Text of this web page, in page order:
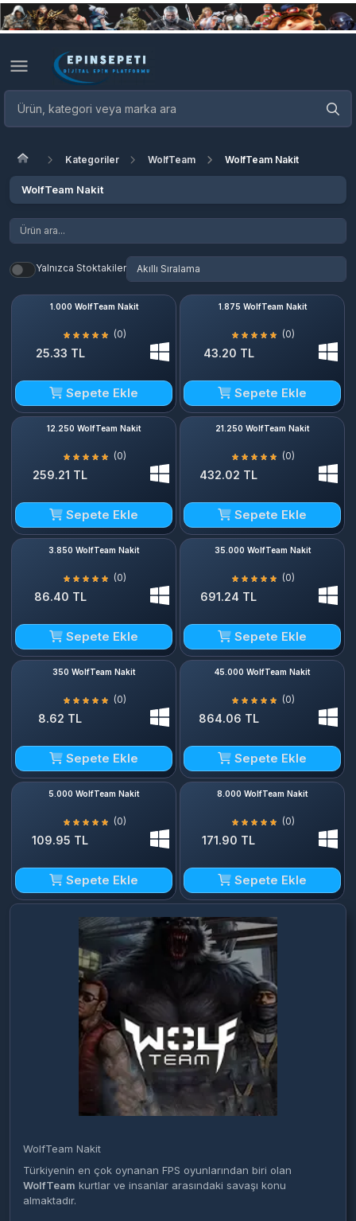
Kategoriler WolfTeam WolfTeam Nakit
WolfTeam Nakit
Yalnızca Stoktakiler
1.000 WolfTeam Nakit
(0)
25.33 TL
Sepete Ekle
1.875 WolfTeam Nakit
(0)
43.20 TL
Sepete Ekle
12.250 WolfTeam Nakit
(0)
259.21 TL
Sepete Ekle
21.250 WolfTeam Nakit
(0)
432.02 TL
Sepete Ekle
3.850 WolfTeam Nakit
(0)
86.40 TL
Sepete Ekle
35.000 WolfTeam Nakit
(0)
691.24 TL
Sepete Ekle
350 WolfTeam Nakit
(0)
8.62 TL
Sepete Ekle
45.000 WolfTeam Nakit
(0)
864.06 TL
Sepete Ekle
5.000 WolfTeam Nakit
(0)
109.95 TL
Sepete Ekle
8.000 WolfTeam Nakit
(0)
171.90 TL
Sepete Ekle
WolfTeam Nakit
Türkiyenin en çok oynanan FPS oyunlarından biri olan
WolfTeam kurtlar ve insanlar arasındaki savaşı konu
almaktadır.